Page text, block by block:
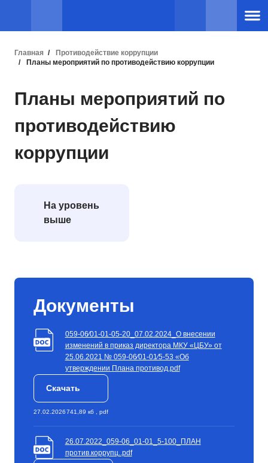
Главная
Противодействие коррупции
Планы мероприятий по противодействию коррупции
Планы мероприятий по
противодействию
коррупции
На уровень
выше
Документы
059-06∕01-01-05-20_07.02.2024_О внесении
изменений в приказ директора МКУ «ЦБУ» от
25.06.2021 № 059-06∕01-01∕5-53 «Об
утверждении Плана противод.pdf
Скачать
27.02.2026741,89 кб , pdf
26.07.2022_059-06_01-01_5-100_ПЛАН
против.коррупц..pdf